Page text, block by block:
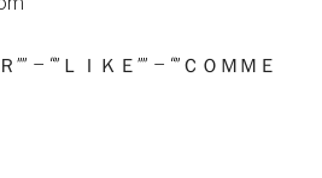
– “”ＬＩＫＥ”” – “”ＣＯＭＭＥ